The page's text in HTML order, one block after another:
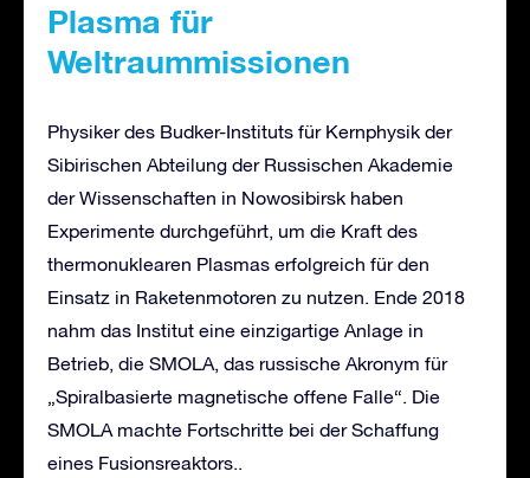
Plasma für
Weltraummissionen
Physiker des Budker-Instituts für Kernphysik der
Sibirischen Abteilung der Russischen Akademie
der Wissenschaften in Nowosibirsk haben
Experimente durchgeführt, um die Kraft des
thermonuklearen Plasmas erfolgreich für den
Einsatz in Raketenmotoren zu nutzen. Ende 2018
nahm das Institut eine einzigartige Anlage in
Betrieb, die SMOLA, das russische Akronym für
„Spiralbasierte magnetische offene Falle“. Die
SMOLA machte Fortschritte bei der Schaffung
eines Fusionsreaktors..